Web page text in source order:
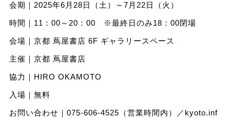
会期｜2025年6月28日（土）～7月22日（火）
時間｜11：00～20：00 ※最終日のみ18：00閉場
会場｜京都 蔦屋書店 6F ギャラリースペース
主催｜京都 蔦屋書店
協力｜HIRO OKAMOTO
入場｜無料
お問い合わせ｜075-606-4525（営業時間内）／ kyoto.inf